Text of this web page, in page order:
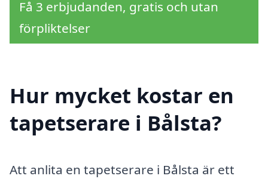
Få 3 erbjudanden, gratis och utan
förpliktelser
Hur mycket kostar en
tapetserare i Bålsta?
Att anlita en tapetserare i Bålsta är ett